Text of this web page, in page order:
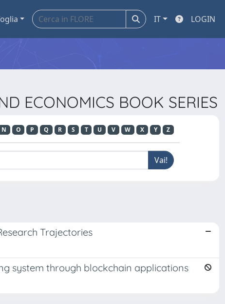
IT LOGIN
ECONOMICS BOOK SERIES
N O P Q R S T U V W X Y Z
Trajectories
system through blockchain applications